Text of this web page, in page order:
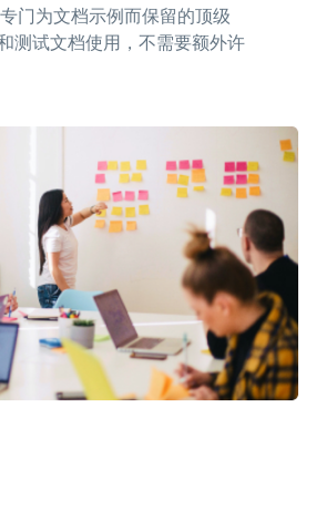
门为文档示例而保留的顶级
测试文档使用，不需要额外许